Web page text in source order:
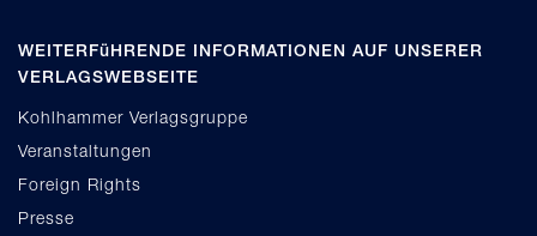
WEITERFüHRENDE INFORMATIONEN AUF UNSERER
VERLAGSWEBSEITE
Kohlhammer Verlagsgruppe
Veranstaltungen
Foreign Rights
Presse